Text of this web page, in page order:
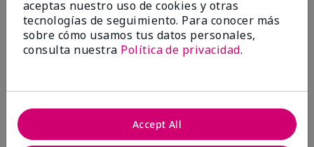
3 Capas
aceptas nuestro uso de cookies y otras
tecnologías de seguimiento. Para conocer más
sobre cómo usamos tus datos personales,
consulta nuestra Política de privacidad.
Accept All